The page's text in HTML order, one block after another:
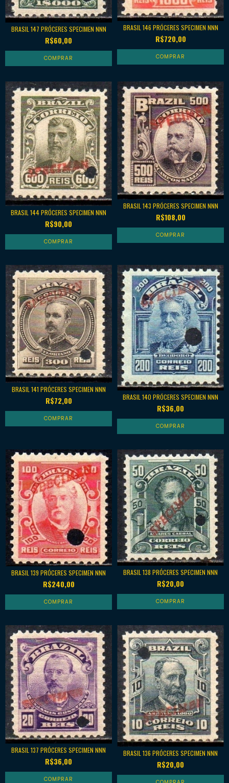
BRASIL 147 PRÓCERES SPECIMEN NNN
R$60,00
BRASIL 146 PRÓCERES SPECIMEN NNN
R$720,00
BRASIL 144 PRÓCERES SPECIMEN NNN
R$90,00
BRASIL 143 PRÓCERES SPECIMEN NNN
R$108,00
BRASIL 141 PRÓCERES SPECIMEN NNN
R$72,00 BRASIL 140 PRÓCERES SPECIMEN NNN
R$36,00
BRASIL 139 PRÓCERES SPECIMEN NNN
R$240,00
BRASIL 138 PRÓCERES SPECIMEN NNN
R$20,00
BRASIL 137 PRÓCERES SPECIMEN NNN
R$36,00
BRASIL 136 PRÓCERES SPECIMEN NNN
R$20,00